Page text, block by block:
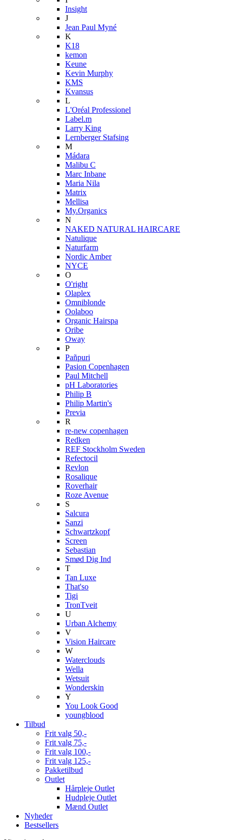
Insight
J
Jean Paul Myné
K
K18
kemon
Keune
Kevin Murphy
KMS
Kvansus
L
L'Oréal Professionel
Label.m
Larry King
Lernberger Stafsing
M
Mádara
Malibu C
Marc Inbane
Maria Nila
Matrix
Mellisa
My.Organics
N
NAKED NATURAL HAIRCARE
Natulique
Naturfarm
Nordic Amber
NYCE
O
O'right
Olaplex
Omniblonde
Oolaboo
Organic Hairspa
Oribe
Oway
P
Pañpuri
Pasion Copenhagen
Paul Mitchell
pH Laboratories
Philip B
Philip Martin's
Previa
R
re-new copenhagen
Redken
REF Stockholm Sweden
Refectocil
Revlon
Rosalique
Roverhair
Roze Avenue
S
Salcura
Sanzi
Schwartzkopf
Screen
Sebastian
Smød Dig Ind
T
Tan Luxe
That'so
Tigi
TronTveit
U
Urban Alchemy
V
Vision Haircare
W
Waterclouds
Wella
Wetsuit
Wonderskin
Y
You Look Good
youngblood
Tilbud
Frit valg 50,-
Frit valg 75,-
Frit valg 100,-
Frit valg 125,-
Pakketilbud
Outlet
Hårpleje Outlet
Hudpleje Outlet
Mænd Outlet
Nyheder
Bestsellers